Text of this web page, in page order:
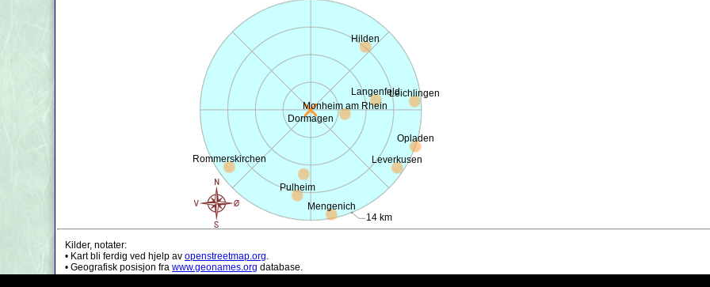
Dormagen
14 km
Leverkusen
Langenfeld
Hilden
Pulheim
Monheim am Rhein
Leichlingen
Opladen
Rommerskirchen
Mengenich
Kilder, notater:
• Kart bli ferdig ved hjelp av openstreetmap.org.
• Geografisk posisjon fra www.geonames.org database.